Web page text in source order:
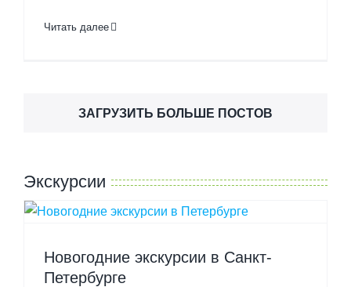
Читать далее
ЗАГРУЗИТЬ БОЛЬШЕ ПОСТОВ
Экскурсии
Новогодние экскурсии в Санкт-
Петербурге